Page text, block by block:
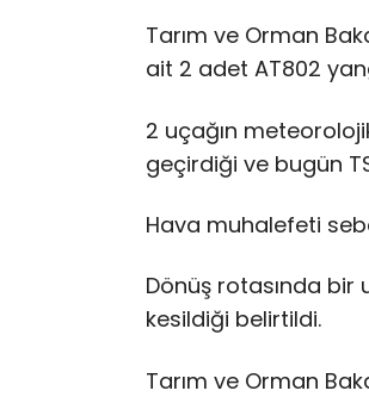
Tarım ve Orman
ait 2 adet AT802
2 uçağın
geçirdiği ve bugün
Hava muhalefeti
Dönüş rotasında bir
kesildiği belirtildi.
Tarım ve Orman